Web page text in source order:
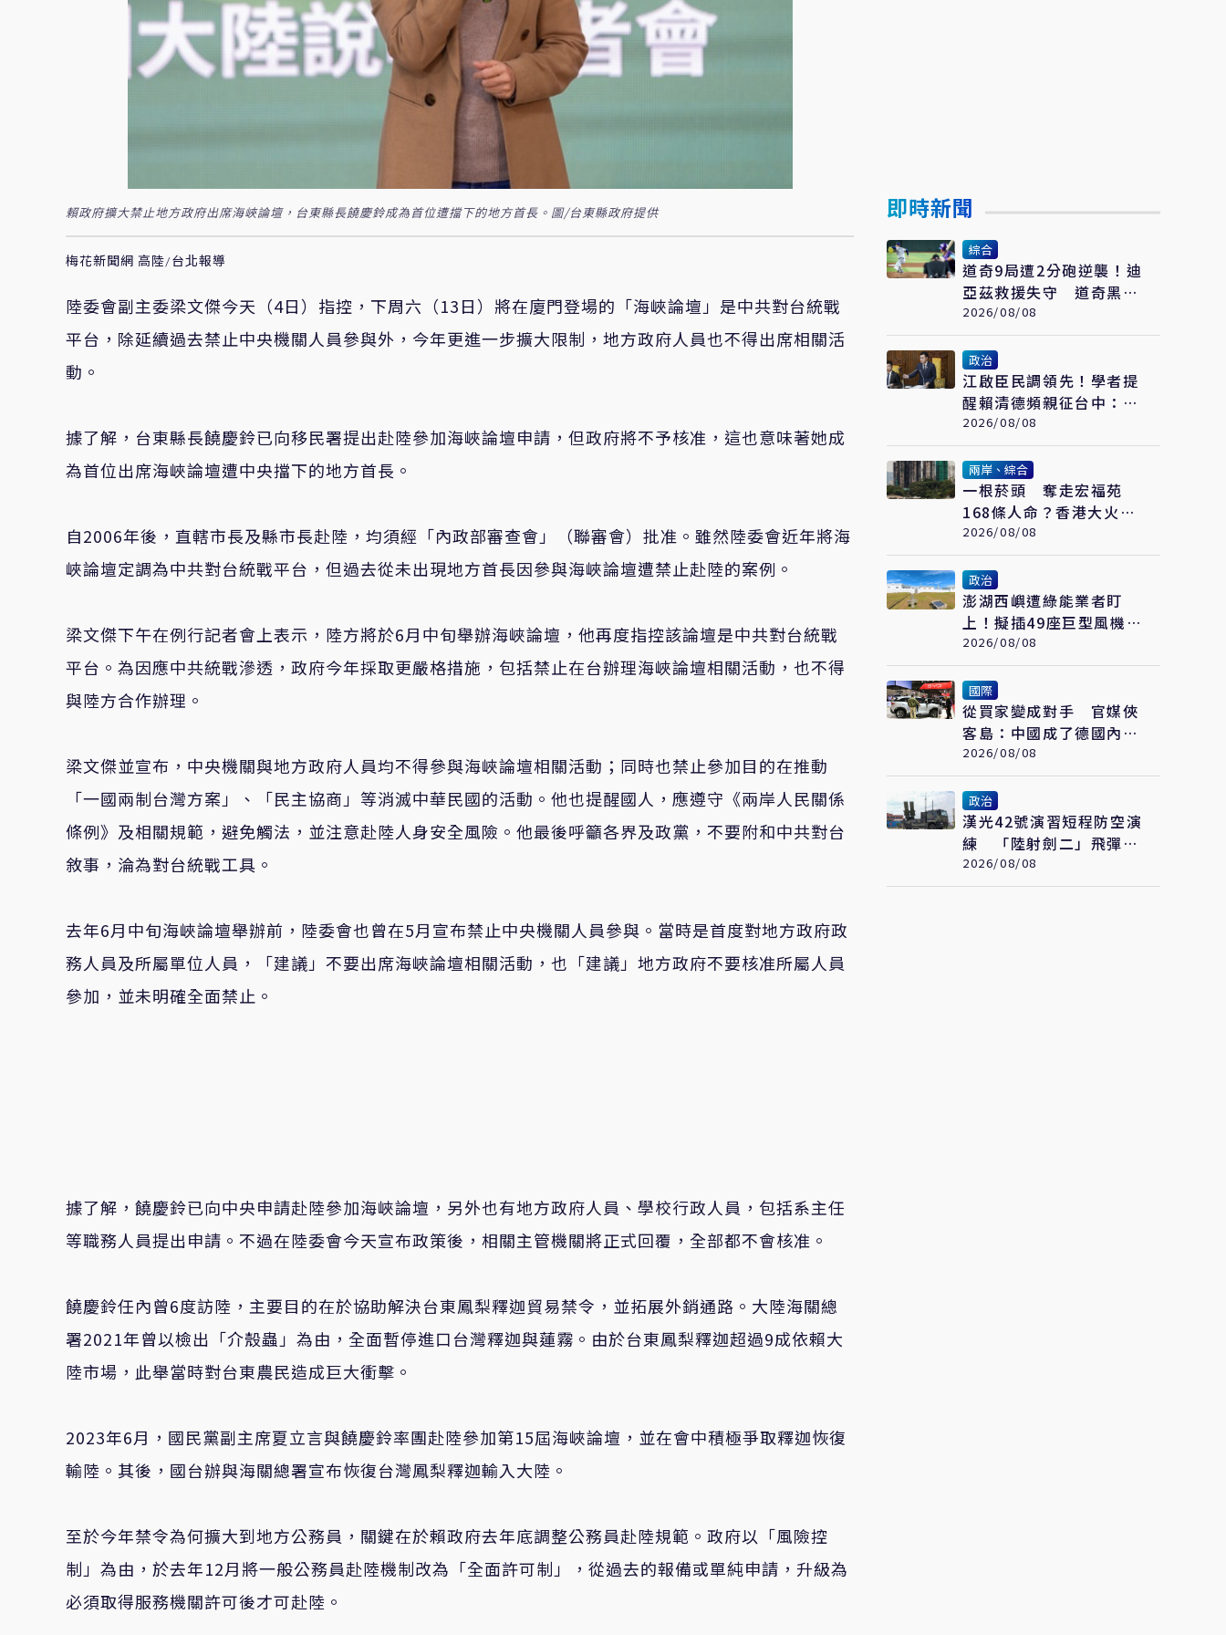
賴政府擴大禁止地方政府出席海峽論壇，台東縣長饒慶鈴成為首位遭擋下的地方首長。圖/台東縣政府提供
梅花新聞網 高陸/台北報導
陸委會副主委梁文傑今天（4日）指控，下周六（13日）將在廈門登場的「海峽論壇」是中共對台統戰
平台，除延續過去禁止中央機關人員參與外，今年更進一步擴大限制，地方政府人員也不得出席相關活
動。
據了解，台東縣長饒慶鈴已向移民署提出赴陸參加海峽論壇申請，但政府將不予核准，這也意味著她成
為首位出席海峽論壇遭中央擋下的地方首長。
自2006年後，直轄市長及縣市長赴陸，均須經「內政部審查會」（聯審會）批准。雖然陸委會近年將海
峽論壇定調為中共對台統戰平台，但過去從未出現地方首長因參與海峽論壇遭禁止赴陸的案例。
梁文傑下午在例行記者會上表示，陸方將於6月中旬舉辦海峽論壇，他再度指控該論壇是中共對台統戰
平台。為因應中共統戰滲透，政府今年採取更嚴格措施，包括禁止在台辦理海峽論壇相關活動，也不得
與陸方合作辦理。
梁文傑並宣布，中央機關與地方政府人員均不得參與海峽論壇相關活動；同時也禁止參加目的在推動
「一國兩制台灣方案」、「民主協商」等消滅中華民國的活動。他也提醒國人，應遵守《兩岸人民關係
條例》及相關規範，避免觸法，並注意赴陸人身安全風險。他最後呼籲各界及政黨，不要附和中共對台
敘事，淪為對台統戰工具。
去年6月中旬海峽論壇舉辦前，陸委會也曾在5月宣布禁止中央機關人員參與。當時是首度對地方政府政
務人員及所屬單位人員，「建議」不要出席海峽論壇相關活動，也「建議」地方政府不要核准所屬人員
參加，並未明確全面禁止。
據了解，饒慶鈴已向中央申請赴陸參加海峽論壇，另外也有地方政府人員、學校行政人員，包括系主任
等職務人員提出申請。不過在陸委會今天宣布政策後，相關主管機關將正式回覆，全部都不會核准。
饒慶鈴任內曾6度訪陸，主要目的在於協助解決台東鳳梨釋迦貿易禁令，並拓展外銷通路。大陸海關總
署2021年曾以檢出「介殼蟲」為由，全面暫停進口台灣釋迦與蓮霧。由於台東鳳梨釋迦超過9成依賴大
陸市場，此舉當時對台東農民造成巨大衝擊。
2023年6月，國民黨副主席夏立言與饒慶鈴率團赴陸參加第15屆海峽論壇，並在會中積極爭取釋迦恢復
輸陸。其後，國台辦與海關總署宣布恢復台灣鳳梨釋迦輸入大陸。
至於今年禁令為何擴大到地方公務員，關鍵在於賴政府去年底調整公務員赴陸規範。政府以「風險控
制」為由，於去年12月將一般公務員赴陸機制改為「全面許可制」，從過去的報備或單純申請，升級為
必須取得服務機關許可後才可赴陸。
即時新聞
綜合
道奇9局遭2分砲逆襲！迪
亞茲救援失守 道奇黑色
8月痛吞7連敗
2026/08/08
政治
江啟臣民調領先！學者提
醒賴清德頻親征台中：應
先強化「這部分」
2026/08/08
兩岸、綜合
一根菸頭 奪走宏福苑
168條人命？香港大火調
查：一連串失守的防線
2026/08/08
政治
澎湖西嶼遭綠能業者盯
上！擬插49座巨型風機
全鄉抵制、控開發商打消
耗戰
2026/08/08
國際
從買家變成對手 官媒俠
客島：中國成了德國內部
矛盾的出氣筒
2026/08/08
政治
漢光42號演習短程防空演
練 「陸射劍二」飛彈守
護桃園機場安全
2026/08/08